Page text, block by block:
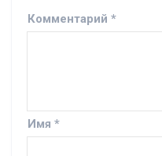
Комментарий *
Имя *